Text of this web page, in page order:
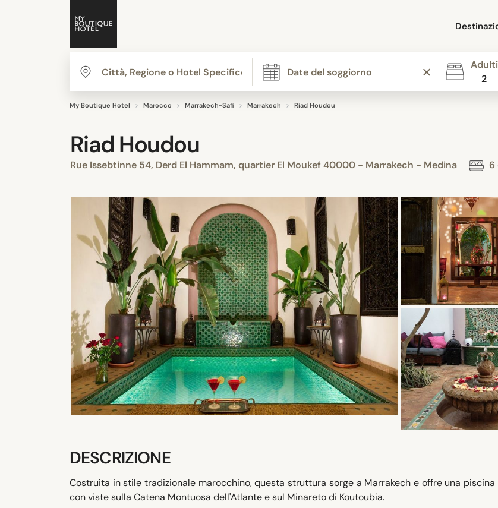
Adulti
2
My Boutique Hotel Marocco Marrakech-Safi Marrakech Riad Houdou
Riad Houdou
Rue Issebtinne 54, Derd El Hammam, quartier El Moukef 40000 - Marrakech - Medina 6
DESCRIZIONE
Costruita in stile tradizionale marocchino, questa struttura sorge a Marrakech e offre una piscina
con viste sulla Catena Montuosa dell'Atlante e sul Minareto di Koutoubia.